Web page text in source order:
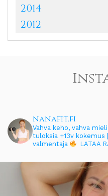
2014
2012
nanafit.fi
Vahva keho, vahva mieli
tuloksia +13v kokemus
valmentaja
LATAA